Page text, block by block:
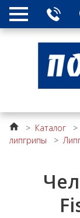
> Каталог >
липгрипы
>